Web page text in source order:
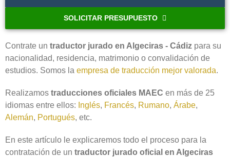
SOLICITAR PRESUPUESTO
Contrate un traductor jurado en Algeciras - Cádiz para su
nacionalidad, residencia, matrimonio o convalidación de
estudios. Somos la empresa de traducción mejor valorada.
Realizamos traducciones oficiales MAEC en más de 25
idiomas entre ellos: Inglés, Francés, Rumano, Árabe,
Alemán, Portugués, etc.
En este artículo le explicaremos todo el proceso para la
contratación de un traductor jurado oficial en Algeciras